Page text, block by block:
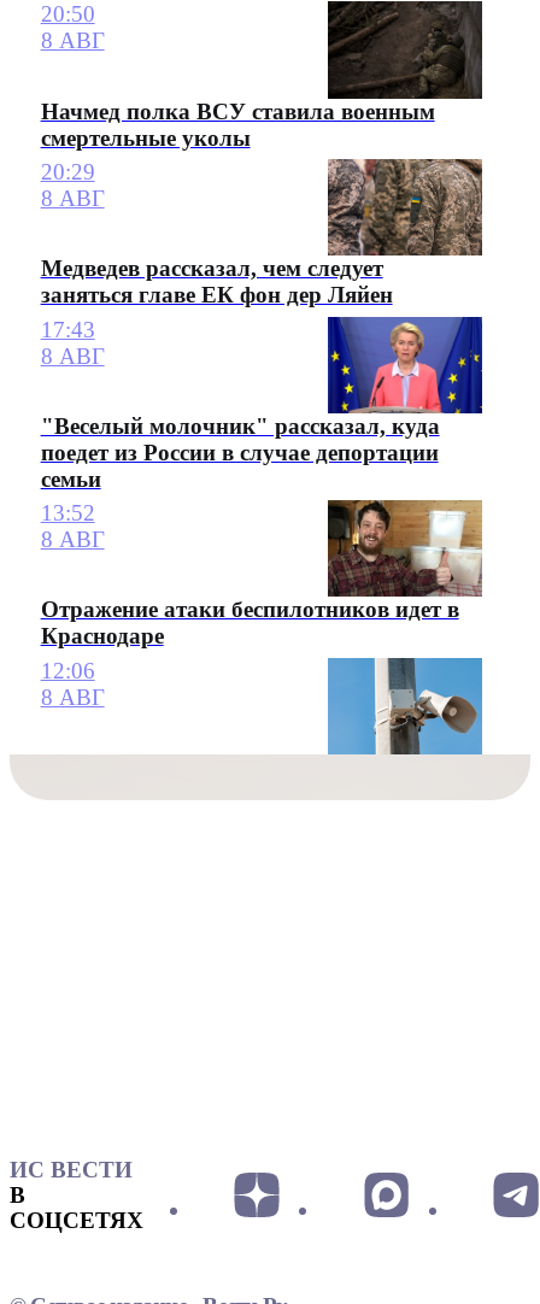
20:50
8 АВГ
Начмед полка ВСУ ставила военным
смертельные уколы
20:29
8 АВГ
Медведев рассказал, чем следует
заняться главе ЕК фон дер Ляйен
17:43
8 АВГ
"Веселый молочник" рассказал, куда
поедет из России в случае депортации
семьи
13:52
8 АВГ
Отражение атаки беспилотников идет в
Краснодаре
12:06
8 АВГ
ИС ВЕСТИ
В
СОЦСЕТЯХ